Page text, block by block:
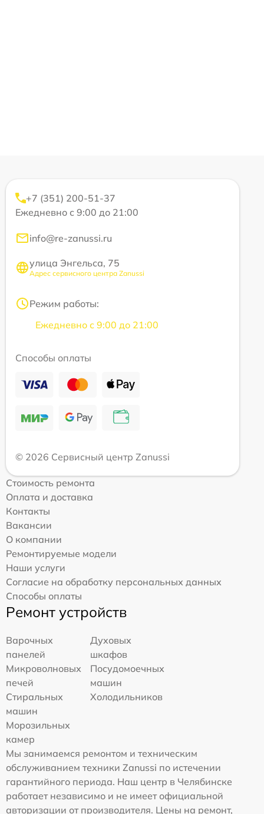
+7 (351) 200-51-37
Ежедневно с 9:00 до 21:00
info@re-zanussi.ru
улица Энгельса, 75
Адрес сервисного центра Zanussi
Режим работы:
Ежедневно с 9:00 до 21:00
Способы оплаты
© 2026 Сервисный центр Zanussi
Стоимость ремонта
Оплата и доставка
Контакты
Вакансии
О компании
Ремонтируемые модели
Наши услуги
Согласие на обработку персональных данных
Способы оплаты
Ремонт устройств
Варочных
панелей
Духовых
шкафов
Микроволновых
печей
Посудомоечных
машин
Стиральных
машин
Холодильников
Морозильных
камер
Мы занимаемся ремонтом и техническим
обслуживанием техники Zanussi по истечении
гарантийного периода. Наш центр в Челябинске
работает независимо и не имеет официальной
авторизации от производителя. Цены на ремонт,